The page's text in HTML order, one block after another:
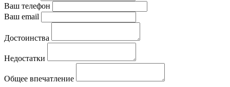
Ваш телефон
Ваш email
Достоинства
Недостатки
Общее впечатление